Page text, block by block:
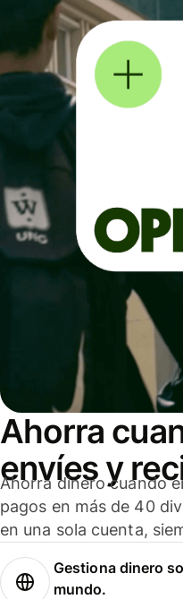
Ahorra
envíes y
Ahorra dinero cuando
pagos en más de 40
en una sola cuenta,
Gestiona dinero
mundo.